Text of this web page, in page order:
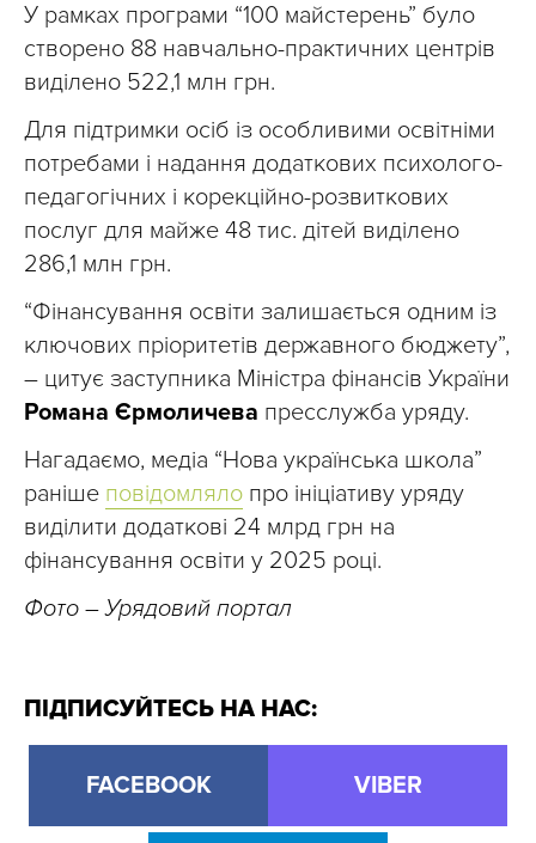
У рамках програми “100 майстерень” було
створено 88 навчально-практичних центрів
виділено 522,1 млн грн.
Для підтримки осіб із особливими освітніми
потребами і надання додаткових психолого-
педагогічних і корекційно-розвиткових
послуг для майже 48 тис. дітей виділено
286,1 млн грн.
“Фінансування освіти залишається одним із
ключових пріоритетів державного бюджету”,
– цитує заступника Міністра фінансів України
Романа Єрмоличева пресслужба уряду.
Нагадаємо, медіа “Нова українська школа”
раніше повідомляло про ініціативу уряду
виділити додаткові 24 млрд грн на
фінансування освіти у 2025 році.
Фото – Урядовий портал
ПІДПИСУЙТЕСЬ НА НАС:
FACEBOOK VIBER